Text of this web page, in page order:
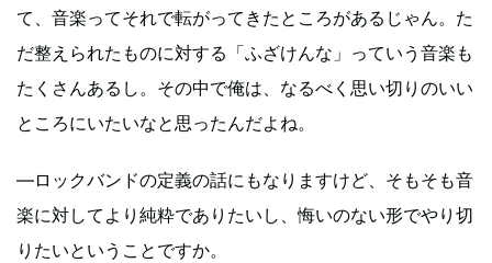
て、音楽ってそれで転がってきたところがあるじゃん。た
だ整えられたものに対する「ふざけんな」っていう音楽も
たくさんあるし。その中で俺は、なるべく思い切りのいい
ところにいたいなと思ったんだよね。
―ロックバンドの定義の話にもなりますけど、そもそも音
楽に対してより純粋でありたいし、悔いのない形でやり切
りたいということですか。